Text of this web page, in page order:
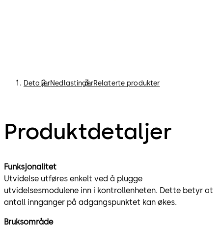
DetaljerNedlastingerRelaterte produkter
Produktdetaljer
Funksjonalitet
Utvidelse utføres enkelt ved å plugge
utvidelsesmodulene inn i kontrollenheten. Dette betyr at
antall innganger på adgangspunktet kan økes.
Bruksområde